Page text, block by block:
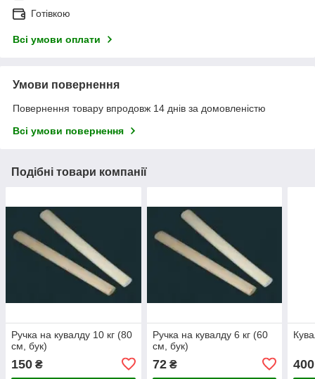
Готівкою
Всі умови оплати
Умови повернення
Повернення товару впродовж 14 днів за домовленістю
Всі умови повернення
Подібні товари компанії
Ручка на кувалду 10 кг (80
см, бук)
150 ₴
Ручка на кувалду 6 кг (60
см, бук)
72₴ 400